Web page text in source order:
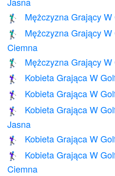
🏌🏽‍♂️ Mężczyzna Grający
🏌🏾‍♂️
Mężczyzna Grający
Ciemna
🏌🏿‍♂️ Mężczyzna Grający
🏌️‍♀️ Kobieta Grająca W
🏌🏻‍♀️ Kobieta Grająca W
🏌🏼‍♀️
Kobieta Grająca W
Jasna
🏌🏽‍♀️ Kobieta Grająca W
🏌🏾‍♀️
Kobieta Grająca W
Ciemna